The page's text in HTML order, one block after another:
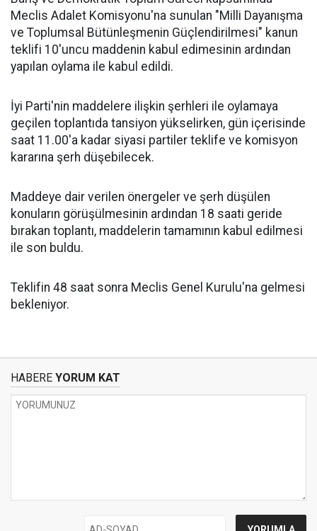
Meclis Adalet Komisyonu'na sunulan "Milli Dayanışma
ve Toplumsal Bütünleşmenin Güçlendirilmesi" kanun
teklifi 10'uncu maddenin kabul edimesinin ardından
yapılan oylama ile kabul edildi.
İyi Parti'nin maddelere ilişkin şerhleri ile oylamaya
geçilen toplantıda tansiyon yükselirken, gün içerisinde
saat 11.00'a kadar siyasi partiler teklife ve komisyon
kararına şerh düşebilecek.
Maddeye dair verilen önergeler ve şerh düşülen
konuların görüşülmesinin ardından 18 saati geride
bırakan toplantı, maddelerin tamamının kabul edilmesi
ile son buldu.
Teklifin 48 saat sonra Meclis Genel Kurulu'na gelmesi
bekleniyor.
HABERE YORUM KAT